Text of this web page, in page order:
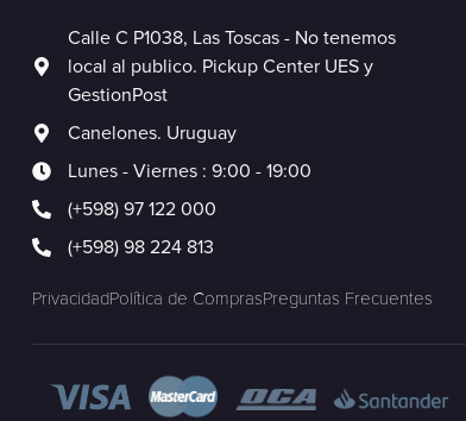
Calle C P1038, Las Toscas - No tenemos
local al publico. Pickup Center UES y
GestionPost
Canelones. Uruguay
Lunes - Viernes : 9:00 - 19:00
(+598) 97 122 000
(+598) 98 224 813
PrivacidadPolítica de ComprasPreguntas Frecuentes